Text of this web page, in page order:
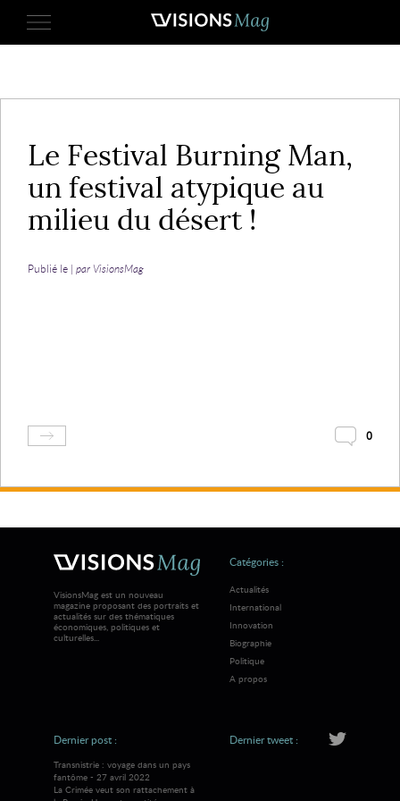
Le Festival Burning Man,
un festival atypique au
milieu du désert !
Publié le | par VisionsMag
0
VisionsMag est un nouveau
magazine proposant des portraits et
actualités sur des thématiques
économiques, politiques et
culturelles...
Catégories :
Actualités
International
Innovation
Biographie
Politique
A propos
Dernier post :
Transnistrie : voyage dans un pays
fantôme - 27 avril 2022
La Crimée veut son rattachement à
Dernier tweet :